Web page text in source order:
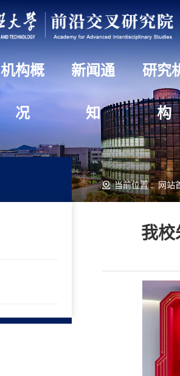
机构概
况
新闻通
知
研究
构
当前位置 :网站
我校